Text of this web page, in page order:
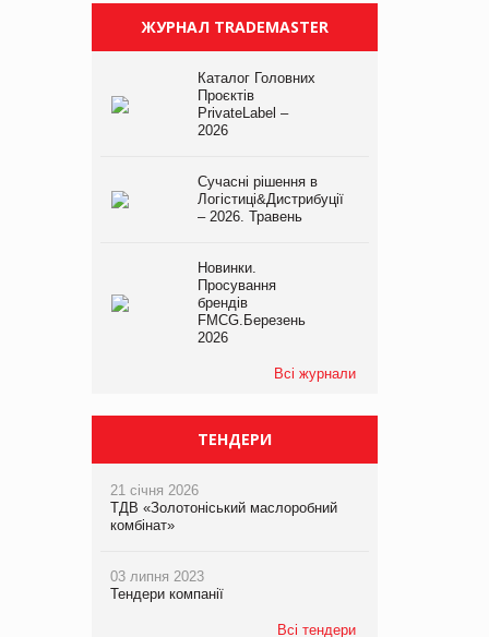
ЖУРНАЛ TRADEMASTER
Каталог Головних
Проєктів
PrivateLabel –
2026
Сучасні рішення в
Логістиці&Дистрибуції
– 2026. Травень
Новинки.
Просування
брендів
FMCG.Березень
2026
Всі журнали
ТЕНДЕРИ
21 січня 2026
ТДВ «Золотоніський маслоробний
комбінат»
03 липня 2023
Тендери компанії
Всі тендери